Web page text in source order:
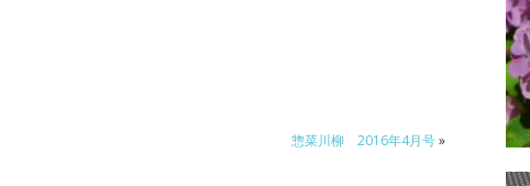
惣菜川柳 2016年4月号»